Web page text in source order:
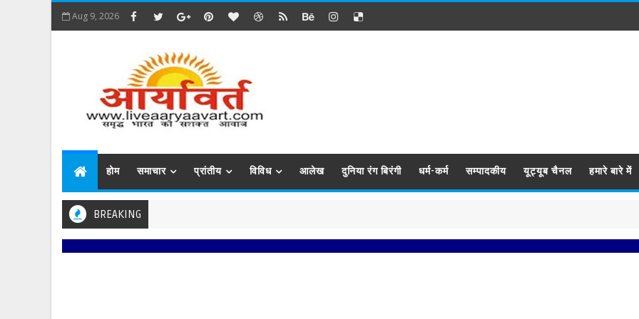
Aug 9, 2026
होम समाचार प्रांतीय विविध आलेख दुनिया रंग बिरंगी धर्म-कर्म सम्पादकीय यूट्यूब चैनल हमारे बारे में
BREAKING